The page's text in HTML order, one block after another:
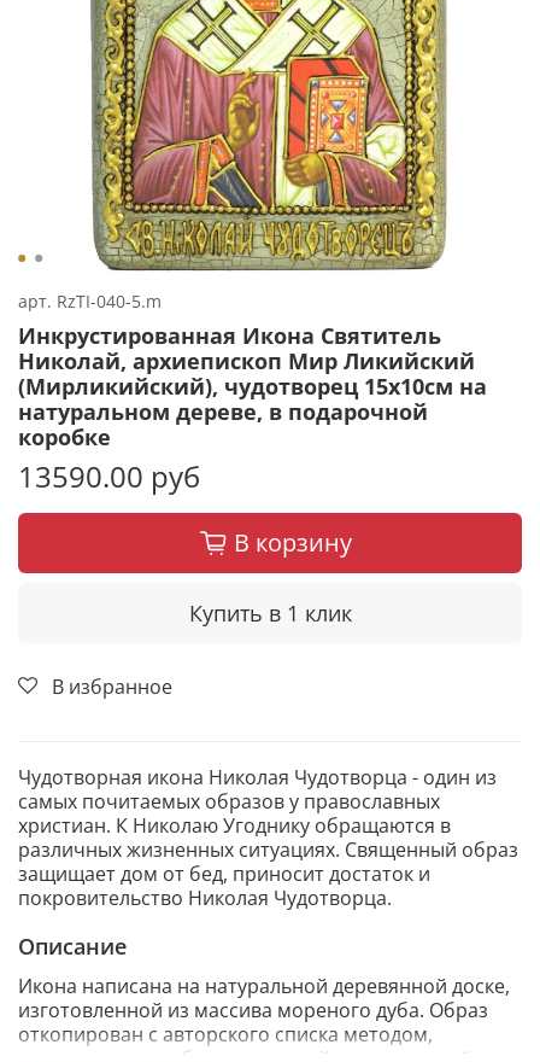
арт. RzTI-040-5.m
Инкрустированная Икона Святитель
Николай, архиепископ Мир Ликийский
(Мирликийский), чудотворец 15х10см на
натуральном дереве, в подарочной
коробке
13590.00 руб
В корзину
Купить в 1 клик
В избранное
Чудотворная икона Николая Чудотворца - один из
самых почитаемых образов у православных
христиан. К Николаю Угоднику обращаются в
различных жизненных ситуациях. Священный образ
защищает дом от бед, приносит достаток и
покровительство Николая Чудотворца.
Описание
Икона написана на натуральной деревянной доске,
изготовленной из массива мореного дуба. Образ
откопирован с авторского списка методом,